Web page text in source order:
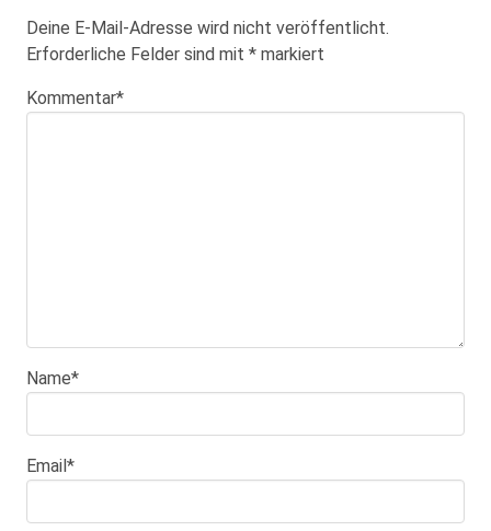
Deine E-Mail-Adresse wird nicht veröffentlicht.
Erforderliche Felder sind mit * markiert
Kommentar*
Name*
Email *